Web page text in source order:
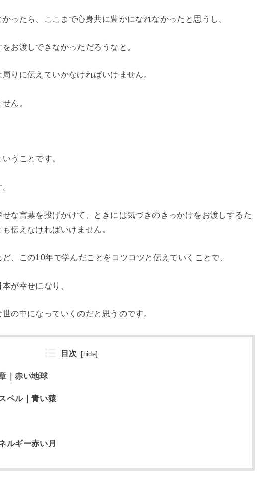
ったら、ここまで心身共に豊かになれなかったと思うし、
お渡しできなかっただろうなと。
りに伝えていかなければいけません。
ん。
うことです。
な言葉を投げかけて、ときには気づきのきっかけをお渡しするた
伝えなければいけません。
、この10年で学んだことをコツコツと伝えていくことで、
が幸せになり、
の中になっていくのだと思うのです。
目次 [ hide]
｜赤い地球
ペル｜青い猿
ルギー赤い月